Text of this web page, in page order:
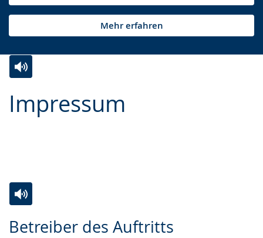
Mehr erfahren
Impressum
Leichten
Sprache
Audio-
Unterstützung.
Video
angezeigt.
Betreiber des Auftritts
Leichten
Audio-
Video